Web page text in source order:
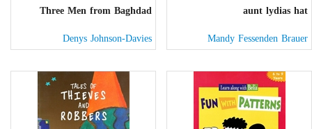
aunt lydias hat
Mandy Fessenden Brauer
Three Men from Baghdad
Denys Johnson-Davies